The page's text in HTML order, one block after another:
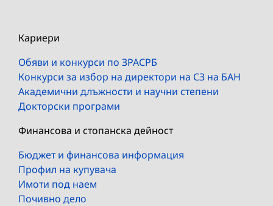
Кариери
Обяви и конкурси по ЗРАСРБ
Конкурси за избор на директори на СЗ на БАН
Академични длъжности и научни степени
Докторски програми
Финансова и стопанска дейност
Бюджет и финансова информация
Профил на купувача
Имоти под наем
Почивно дело